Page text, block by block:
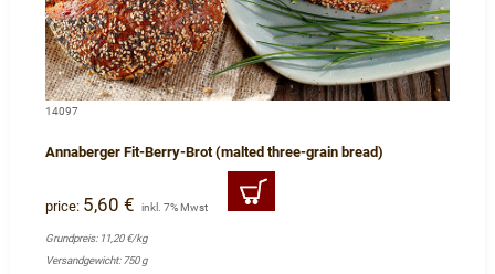
14097
Annaberger Fit-Berry-Brot (malted three-grain bread)
price: 5,60 € inkl. 7% Mwst
Grundpreis: 11,20 €/kg
Versandgewicht: 750 g